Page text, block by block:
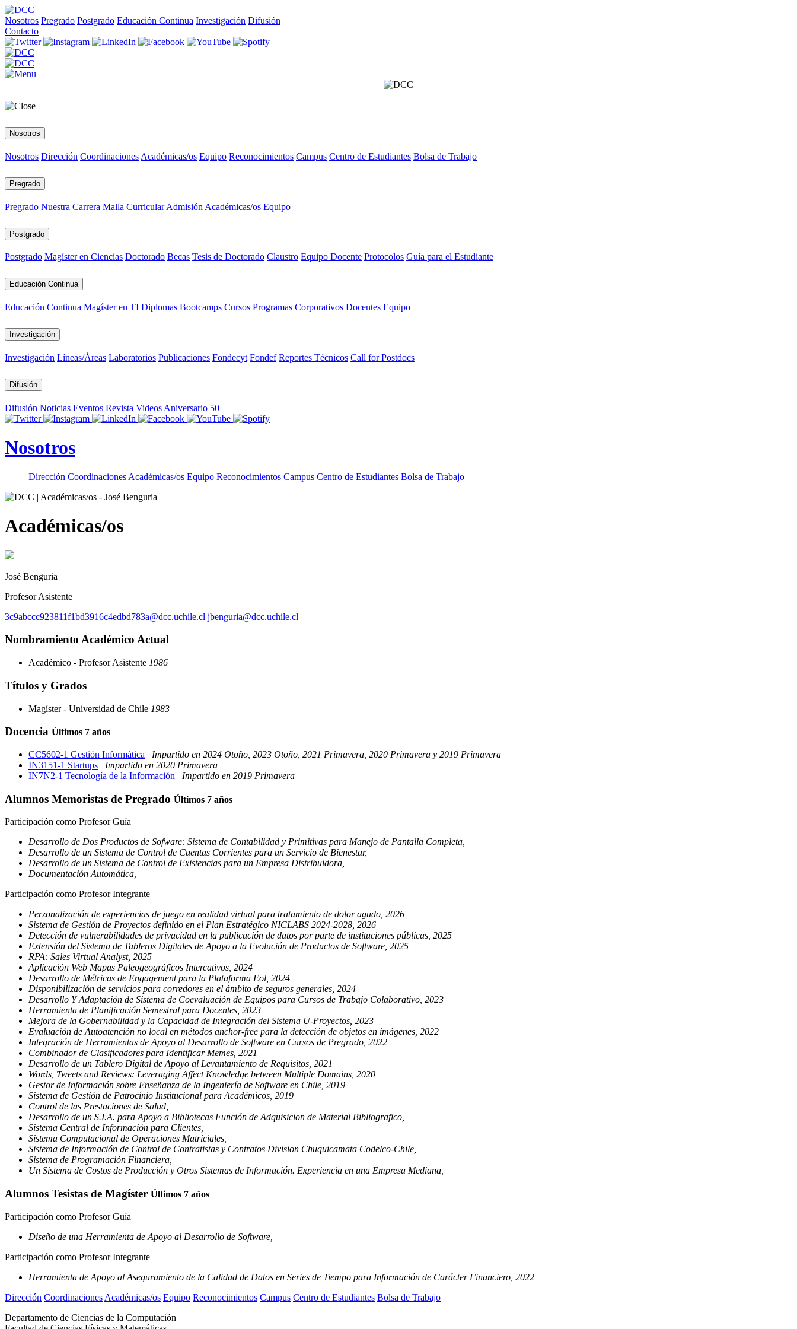
Nosotros Pregrado Postgrado Educación Continua Investigación Difusión
Contacto
Nosotros
Nosotros Dirección Coordinaciones Académicas/os Equipo Reconocimientos Campus Centro de Estudiantes Bolsa de Trabajo
Pregrado
Pregrado Nuestra Carrera Malla Curricular Admisión Académicas/os Equipo
Postgrado
Postgrado Magíster en Ciencias Doctorado Becas Tesis de Doctorado Claustro Equipo Docente Protocolos Guía para el Estudiante
Educación Continua
Educación Continua Magíster en TI Diplomas Bootcamps Cursos Programas Corporativos Docentes Equipo
Investigación
Investigación Líneas/Áreas Laboratorios Publicaciones Fondecyt Fondef Reportes Técnicos Call for Postdocs
Difusión
Difusión Noticias Eventos Revista Videos Aniversario 50
Nosotros
Dirección Coordinaciones Académicas/os Equipo Reconocimientos Campus Centro de Estudiantes Bolsa de Trabajo
Académicas/os
José Benguria
Profesor Asistente
3c9abccc923811f1bd3916c4edbd783a@dcc.uchile.cl jbenguria@dcc.uchile.cl
Nombramiento Académico Actual
Académico - Profesor Asistente 1986
Títulos y Grados
Magíster - Universidad de Chile 1983
Docencia Últimos 7 años
CC5602-1 Gestión Informática
Impartido en 2024 Otoño, 2023 Otoño, 2021 Primavera, 2020 Primavera y 2019 Primavera
IN3151-1 Startups
Impartido en 2020 Primavera
IN7N2-1 Tecnología de la Información
Impartido en 2019 Primavera
Alumnos Memoristas de Pregrado Últimos 7 años
Participación como Profesor Guía
Desarrollo de Dos Productos de Sofware: Sistema de Contabilidad y Primitivas para Manejo de Pantalla Completa,
Desarrollo de un Sistema de Control de Cuentas Corrientes para un Servicio de Bienestar,
Desarrollo de un Sistema de Control de Existencias para un Empresa Distribuidora,
Documentación Automática,
Participación como Profesor Integrante
Perzonalización de experiencias de juego en realidad virtual para tratamiento de dolor agudo, 2026
Sistema de Gestión de Proyectos definido en el Plan Estratégico NICLABS 2024-2028, 2026
Detección de vulnerabilidades de privacidad en la publicación de datos por parte de instituciones públicas, 2025
Extensión del Sistema de Tableros Digitales de Apoyo a la Evolución de Productos de Software, 2025
RPA: Sales Virtual Analyst, 2025
Aplicación Web Mapas Paleogeográficos Intercativos, 2024
Desarrollo de Métricas de Engagement para la Plataforma Eol, 2024
Disponibilización de servicios para corredores en el ámbito de seguros generales, 2024
Desarrollo Y Adaptación de Sistema de Coevaluación de Equipos para Cursos de Trabajo Colaborativo, 2023
Herramienta de Planificación Semestral para Docentes, 2023
Mejora de la Gobernabilidad y la Capacidad de Integración del Sistema U-Proyectos, 2023
Evaluación de Autoatención no local en métodos anchor-free para la detección de objetos en imágenes, 2022
Integración de Herramientas de Apoyo al Desarrollo de Software en Cursos de Pregrado, 2022
Combinador de Clasificadores para Identificar Memes, 2021
Desarrollo de un Tablero Digital de Apoyo al Levantamiento de Requisitos, 2021
Words, Tweets and Reviews: Leveraging Affect Knowledge between Multiple Domains, 2020
Gestor de Información sobre Enseñanza de la Ingeniería de Software en Chile, 2019
Sistema de Gestión de Patrocinio Institucional para Académicos, 2019
Control de las Prestaciones de Salud,
Desarrollo de un S.I.A. para Apoyo a Bibliotecas Función de Adquisicion de Material Bibliografico,
Sistema Central de Información para Clientes,
Sistema Computacional de Operaciones Matriciales,
Sistema de Información de Control de Contratistas y Contratos Division Chuquicamata Codelco-Chile,
Sistema de Programación Financiera,
Un Sistema de Costos de Producción y Otros Sistemas de Información. Experiencia en una Empresa Mediana,
Alumnos Tesistas de Magíster Últimos 7 años
Participación como Profesor Guía
Diseño de una Herramienta de Apoyo al Desarrollo de Software,
Participación como Profesor Integrante
Herramienta de Apoyo al Aseguramiento de la Calidad de Datos en Series de Tiempo para Información de Carácter Financiero, 2022
Dirección Coordinaciones Académicas/os Equipo Reconocimientos Campus Centro de Estudiantes Bolsa de Trabajo
Departamento de Ciencias de la Computación